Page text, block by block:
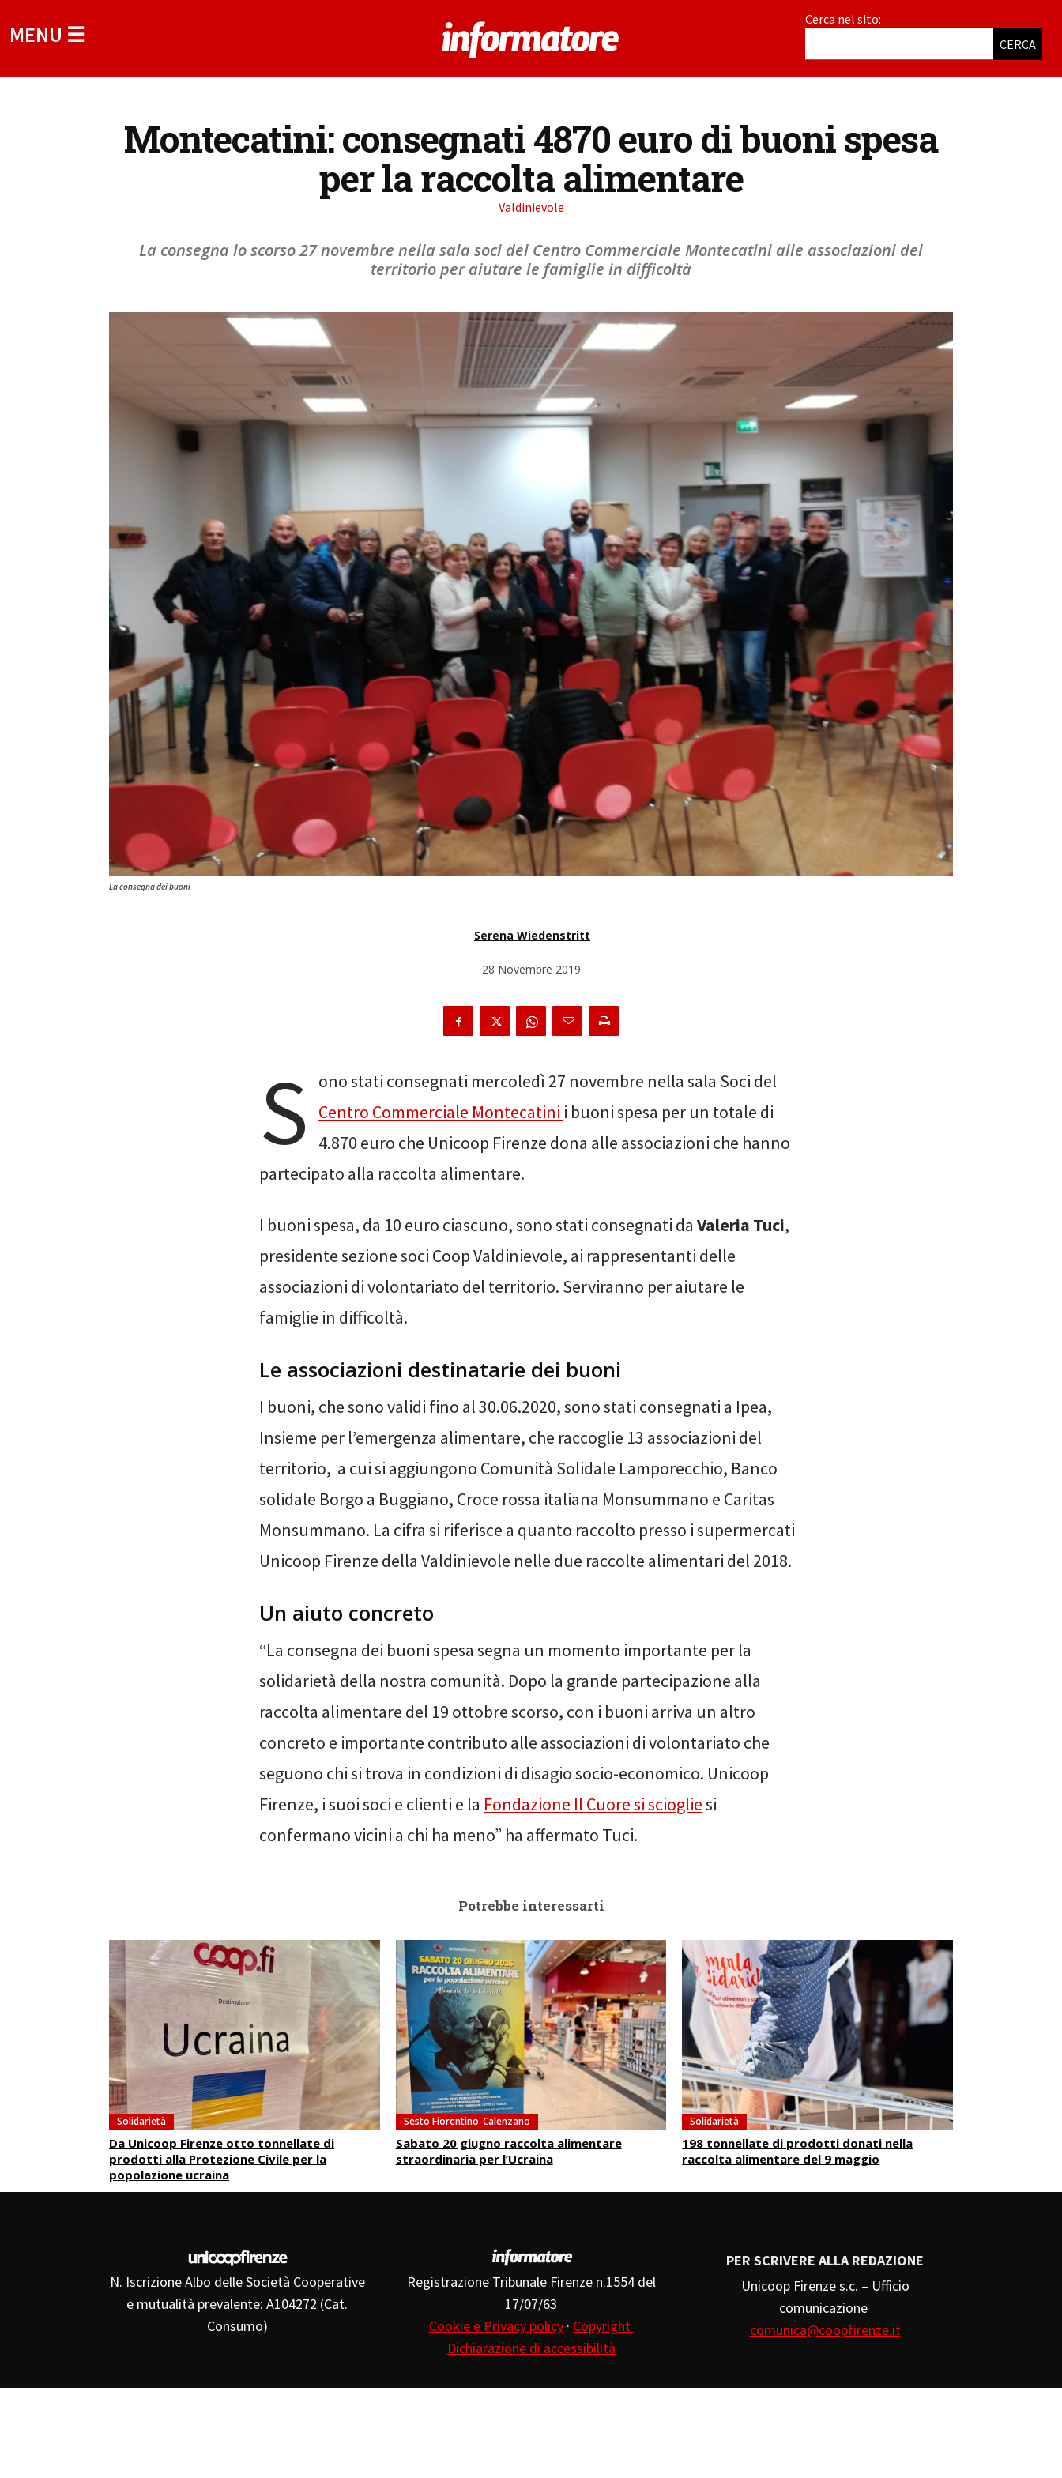
MENU ☰
Cerca nel sito:
CERCA
Montecatini: consegnati 4870 euro di buoni spesa
per la raccolta alimentare
Valdinievole
La consegna lo scorso 27 novembre nella sala soci del Centro Commerciale Montecatini alle associazioni del
territorio per aiutare le famiglie in difficoltà
La consegna dei buoni
Serena Wiedenstritt
28 Novembre 2019
S
ono stati consegnati mercoledì 27 novembre nella sala Soci del
Centro Commerciale Montecatini i buoni spesa per un totale di
4.870 euro che Unicoop Firenze dona alle associazioni che hanno
partecipato alla raccolta alimentare.
I buoni spesa, da 10 euro ciascuno, sono stati consegnati da Valeria Tuci,
presidente sezione soci Coop Valdinievole, ai rappresentanti delle
associazioni di volontariato del territorio. Serviranno per aiutare le
famiglie in difficoltà.
Le associazioni destinatarie dei buoni
I buoni, che sono validi fino al 30.06.2020, sono stati consegnati a Ipea,
Insieme per l’emergenza alimentare, che raccoglie 13 associazioni del
territorio, a cui si aggiungono Comunità Solidale Lamporecchio, Banco
solidale Borgo a Buggiano, Croce rossa italiana Monsummano e Caritas
Monsummano. La cifra si riferisce a quanto raccolto presso i supermercati
Unicoop Firenze della Valdinievole nelle due raccolte alimentari del 2018.
Un aiuto concreto
“La consegna dei buoni spesa segna un momento importante per la
solidarietà della nostra comunità. Dopo la grande partecipazione alla
raccolta alimentare del 19 ottobre scorso, con i buoni arriva un altro
concreto e importante contributo alle associazioni di volontariato che
seguono chi si trova in condizioni di disagio socio-economico. Unicoop
Firenze, i suoi soci e clienti e la Fondazione Il Cuore si sciogliesi
confermano vicini a chi ha meno” ha affermato Tuci.
Potrebbe interessarti
Solidarietà
Da Unicoop Firenze otto tonnellate di
prodotti alla Protezione Civile per la
popolazione ucraina
Sesto Fiorentino-Calenzano
Sabato 20 giugno raccolta alimentare
straordinaria per l’Ucraina
Solidarietà
198 tonnellate di prodotti donati nella
raccolta alimentare del 9 maggio
N. Iscrizione Albo delle Società Cooperative
e mutualità prevalente: A104272 (Cat.
Consumo)
Registrazione Tribunale Firenze n.1554 del
17/07/63
Cookie e Privacy policy· Copyright
Dichiarazione di accessibilità
PER SCRIVERE ALLA REDAZIONE
Unicoop Firenze s.c. – Ufficio
comunicazione
comunica@coopfirenze.it